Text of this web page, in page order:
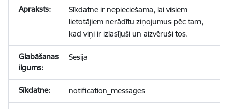
Sīkdatne ir nepieciešama, lai visiem
lietotājiem nerādītu ziņojumus pēc tam,
kad viņi ir izlasījuši un aizvēruši tos.
Sesija
notification_messages